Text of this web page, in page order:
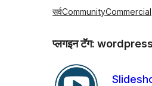
सर्वCommunityCommercial
प्लगइन टॅग: